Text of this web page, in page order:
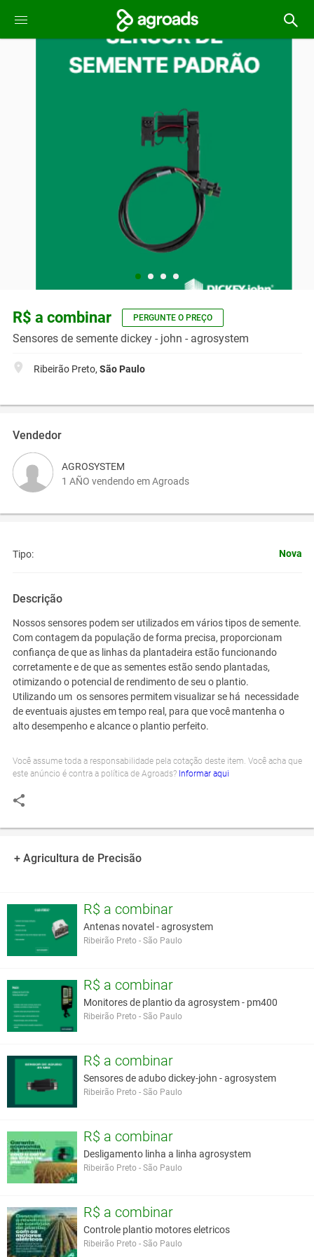
R$ a combinar PERGUNTE O PREÇO
Sensores de semente dickey - john - agrosystem
Ribeirão Preto, São Paulo
Vendedor
AGROSYSTEM
1 AÑO vendendo em Agroads
Tipo: Nova
Descrição
Nossos sensores podem ser utilizados em vários tipos de semente.
Com contagem da população de forma precisa, proporcionam
confiança de que as linhas da plantadeira estão funcionando
corretamente e de que as sementes estão sendo plantadas,
otimizando o potencial de rendimento de seu o plantio.
Utilizando um os sensores permitem visualizar se há necessidade
de eventuais ajustes em tempo real, para que você mantenha o
alto desempenho e alcance o plantio perfeito.
Você assume toda a responsabilidade pela cotação deste item. Você acha que
este anúncio é contra a política de Agroads? Informar aqui
+ Agricultura de Precisão
R$ a combinar
Antenas novatel - agrosystem
Ribeirão Preto - São Paulo
R$ a combinar
Monitores de plantio da agrosystem - pm400
Ribeirão Preto - São Paulo
R$ a combinar
Sensores de adubo dickey-john - agrosystem
Ribeirão Preto - São Paulo
R$ a combinar
Desligamento linha a linha agrosystem
Ribeirão Preto - São Paulo
R$ a combinar
Controle plantio motores eletricos
Ribeirão Preto - São Paulo